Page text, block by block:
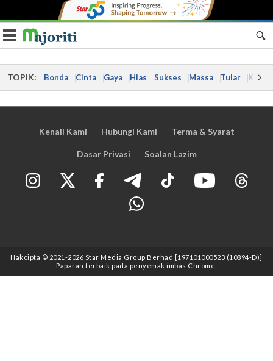
Toggle navigation
TOPIK: Bonda Cinta Gaya Hias Sukses Massa Tular Kes
Kenali Kami Hubungi Kami Terma & Syarat
Dasar Privasi Soalan Lazim
Hakcipta © 2021 -2026 Star Media Group Berhad [197101000523 (10894-D)]
Paparan terbaik pada penyemak imbas Chrome.